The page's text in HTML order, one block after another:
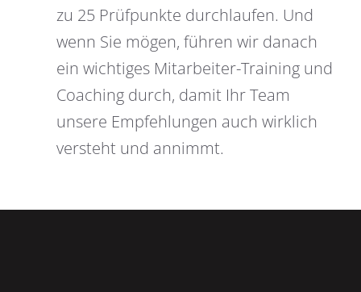
zu 25 Prüfpunkte durchlaufen. Und
wenn Sie mögen, führen wir danach
ein wichtiges Mitarbeiter-Training und
Coaching durch, damit Ihr Team
unsere Empfehlungen auch wirklich
versteht und annimmt.